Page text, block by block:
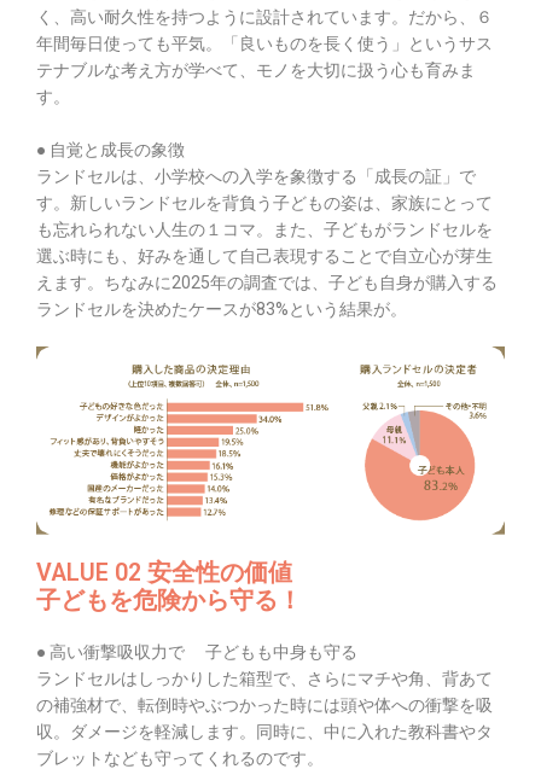
く、高い耐久性を持つように設計されています。だから、６
年間毎日使っても平気。「良いものを長く使う」というサス
テナブルな考え方が学べて、モノを大切に扱う心も育みま
す。
● 自覚と成長の象徴
ランドセルは、小学校への入学を象徴する「成長の証」で
す。新しいランドセルを背負う子どもの姿は、家族にとって
も忘れられない人生の１コマ。また、子どもがランドセルを
選ぶ時にも、好みを通して自己表現することで自立心が芽生
えます。ちなみに2025年の調査では、子ども自身が購入する
ランドセルを決めたケースが83%という結果が。
VALUE 02 安全性の価値
子どもを危険から守る！
● 高い衝撃吸収力で 子どもも中身も守る
ランドセルはしっかりした箱型で、さらにマチや角、背あて
の補強材で、転倒時やぶつかった時には頭や体への衝撃を吸
収。ダメージを軽減します。同時に、中に入れた教科書やタ
ブレットなども守ってくれるのです。